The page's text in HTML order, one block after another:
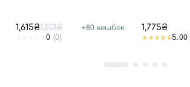
1,615₴1,901₴ +80 кешбек
0 (0)
1,775₴
5.00
Далее